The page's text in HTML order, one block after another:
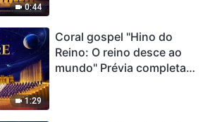
0:44
1:29
Coral gospel "Hino do
Reino: O reino desce ao
mundo" Prévia completa